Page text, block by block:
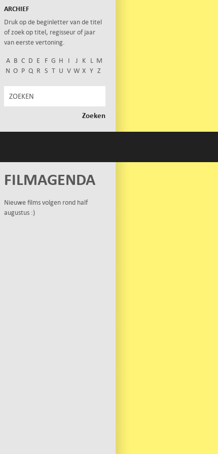
ARCHIEF
Druk op de beginletter van de titel
of zoek op titel, regisseur of jaar
van eerste vertoning.
A B C D E F G H I J K L M
N O P Q R S T U V W X Y Z
FILMAGENDA
Nieuwe films volgen rond half
augustus :)